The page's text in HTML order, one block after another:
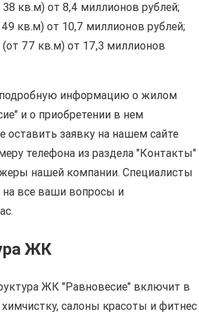
кв.м) от 8,4 миллионов рублей;
кв.м) от 10,7 миллионов рублей;
77 кв.м) от 17,3 миллионов
информацию о жилом
и о приобретении в нем
заявку на нашем сайте
телефона из раздела "Контакты"
нашей компании. Специалисты
все ваши вопросы и
ЖК
ЖК "Равновесие" включит в
салоны красоты и фитнес